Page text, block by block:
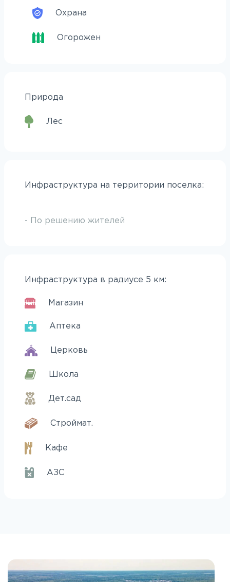
Охрана
Огорожен
Природа
Лес
Инфраструктура на территории поселка:
- По решению жителей
Инфраструктура в радиусе 5 км:
Магазин
Аптека
Церковь
Школа
Дет.сад
Строймат.
Кафе
АЗС